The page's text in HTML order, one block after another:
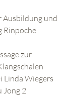
Ausbildung und
Rinpoche
zur
Linda Wiegers
Jong 2